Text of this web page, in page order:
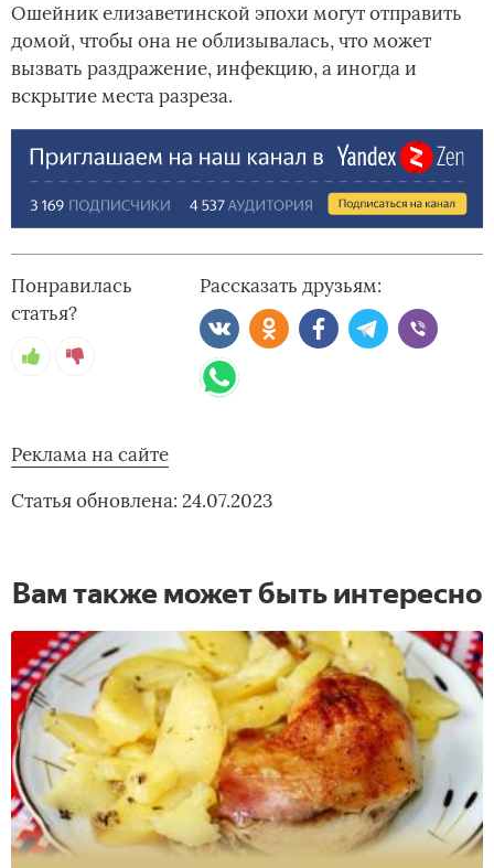
Ошейник елизаветинской эпохи могут отправить
домой, чтобы она не облизывалась, что может
вызвать раздражение, инфекцию, а иногда и
вскрытие места разреза.
Понравилась
статья?
Рассказать друзьям:
Реклама на сайте
Статья обновлена: 24.07.2023
Вам также может быть интересно